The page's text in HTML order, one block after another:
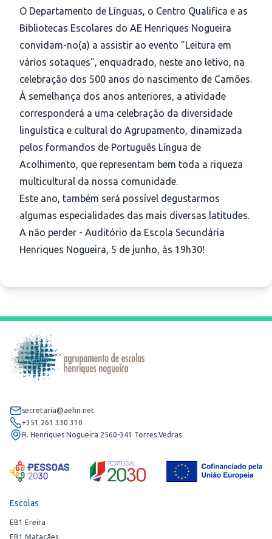
O Departamento de Línguas, o Centro Qualifica e as
Bibliotecas Escolares do AE Henriques Nogueira
convidam-no(a) a assistir ao evento "Leitura em
vários sotaques", enquadrado, neste ano letivo, na
celebração dos 500 anos do nascimento de Camões.
À semelhança dos anos anteriores, a atividade
corresponderá a uma celebração da diversidade
linguística e cultural do Agrupamento, dinamizada
pelos formandos de Português Língua de
Acolhimento, que representam bem toda a riqueza
multicultural da nossa comunidade.
Este ano, também será possível degustarmos
algumas especialidades das mais diversas latitudes.
A não perder - Auditório da Escola Secundária
Henriques Nogueira, 5 de junho, às 19h30!
secretaria@aehn.net
+351 261 330 310
R. Henriques Nogueira 2560-341 Torres Vedras
Escolas
EB1 Ereira
EB1 Matacães